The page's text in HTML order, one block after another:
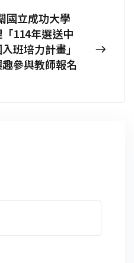
國立成功大學
「114年選送中
班培力計畫」
參與教師報名